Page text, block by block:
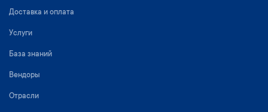
Доставка и оплата
Услуги
База знаний
Вендоры
Отрасли